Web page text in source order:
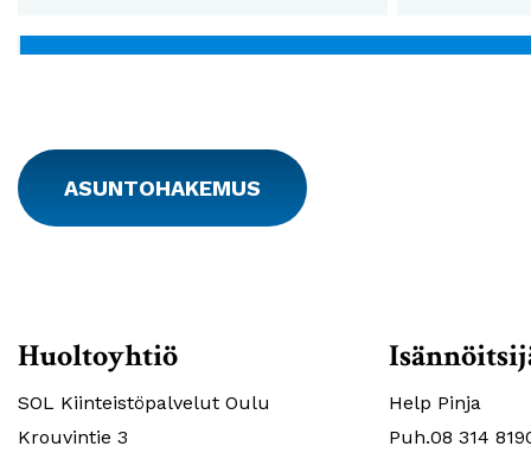
ASUNTOHAKEMUS
Huoltoyhtiö
SOL Kiinteistöpalvelut Oulu
Krouvintie 3
Help Pinja
Puh.08 314